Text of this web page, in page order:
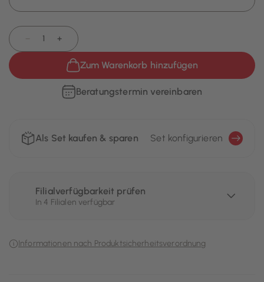
+
Zum Warenkorb hinzufügen
Beratungstermin vereinbaren
Als Set kaufen & sparen Set konfigurieren
Filialverfügbarkeit prüfen
In 4 Filialen verfügbar
Informationen nach Produktsicherheitsverordnung